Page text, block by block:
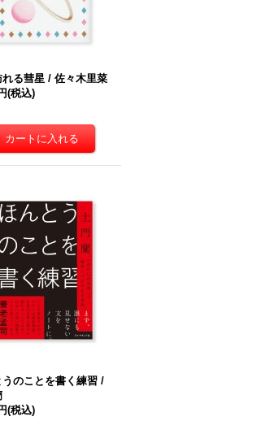
れる彗星 / 佐々木里菜
(税込)
うのことを書く練習 /
(税込)